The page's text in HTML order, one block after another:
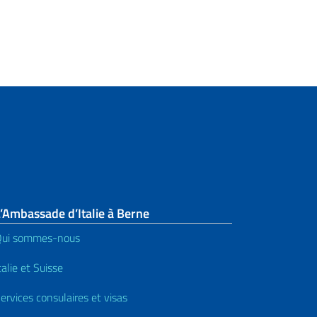
d’Italie à Berne
sommes-nous
et Suisse
consulaires et visas